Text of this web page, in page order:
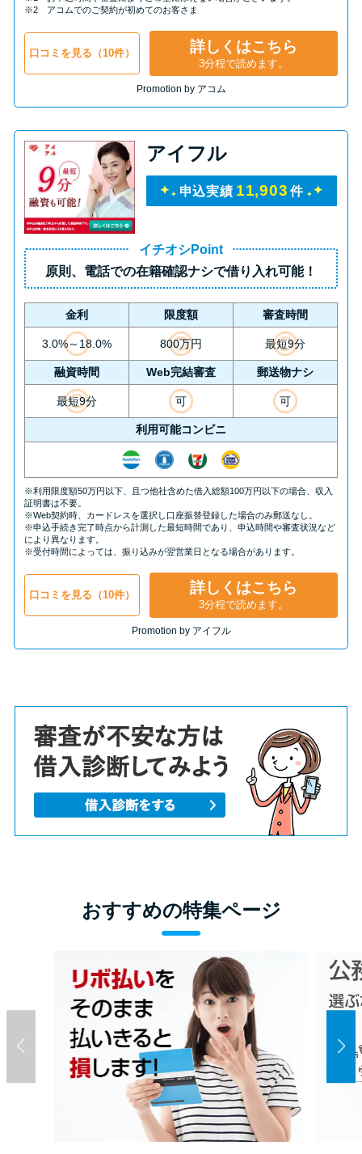
ブラックでもお金を借りるに
は？3つの判断基準と工面法
アコムはブラックでも審査に通
る？ 自分がブラックか確かめる
方法
アコムとレイクどっちがいい
の？ カードローンの選び方を徹
底解説！
プロミスの返済方法を徹底解
説！ もっとも便利でお得な返済
方法はどれ？
年収が低い＆他社借入があると
落ちる？バンクイックの口コミ
を分析
みずほ銀行カードローンの問い
合わせ先とシーン別の問い合わ
せ方法
※2 アコムでのご契約が初めてのお客さま
口コミを見る（10件） 詳しくはこちら
3分程で読めます。
Promotion by アコム
アイフル
申込実績 11,903 件
イチオシPoint
原則、 電話での在籍確認ナシで借り入れ可能！
金利 限度額 審査時間
3.0%～18.0% 800万円 最短9分
融資時間 Web完結審査 郵送物ナシ
最短9分 可 可
利用可能コンビニ
※利用限度額50万円以下、且つ他社含めた借入総額100万円以下の場合、収入
証明書は不要。
※Web契約時、カードレスを選択し口座振替登録した場合のみ郵送なし。
※申込手続き完了時点から計測した最短時間であり、申込時間や審査状況など
により異なります。
※受付時間によっては、振り込みが翌営業日となる場合があります。
口コミを見る（10件） 詳しくはこちら
3分程で読めます。
Promotion by アイフル
おすすめの特集ページ